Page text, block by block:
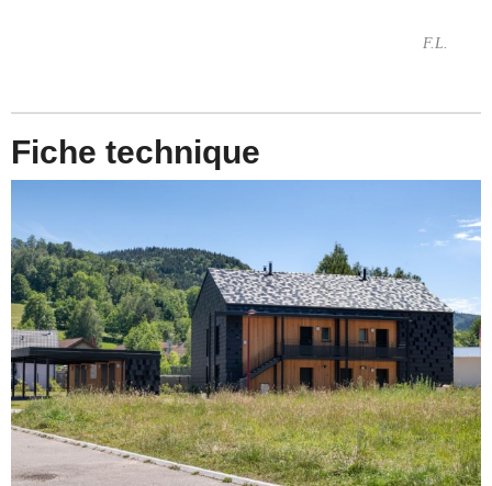
F.L.
Fiche technique